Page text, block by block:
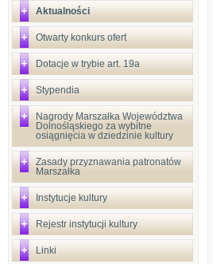
Aktualności
Otwarty konkurs ofert
Dotacje w trybie art. 19a
Stypendia
Nagrody Marszałka Województwa
Dolnośląskiego za wybitne
osiągnięcia w dziedzinie kultury
Zasady przyznawania patronatów
Marszałka
Instytucje kultury
Rejestr instytucji kultury
Linki